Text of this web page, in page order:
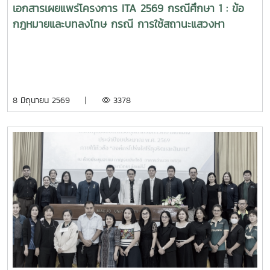
เอกสารเผยแพร่โครงการ ITA 2569 กรณีศึกษา 1 : ข้อ
กฎหมายและบทลงโทษ กรณี การใช้สถานะแสวงหา
8 มิถุนายน 2569 | 3378